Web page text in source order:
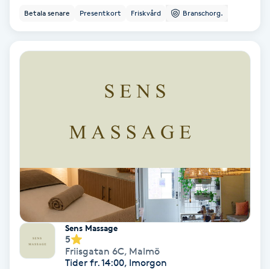
Ansiktsbehandling djuprengörande
Babylights
Bambumassage
Barnklippning
BIAB
Blowout
Betala senare Presentkort Friskvård Branschorg.
Sens Massage
5
Friisgatan 6C, Malmö
Tider fr. 14:00, Imorgon